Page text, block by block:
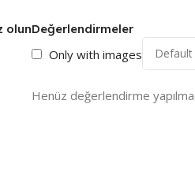
Değerlendirmeler
Only with images
Henüz değerlendirme
olun